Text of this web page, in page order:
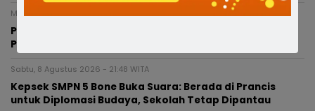
Minggu, 9 Agustus 2026 - 01:01 WITA
Polisi Bone Ungkap Peredaran Sabu, Dua Terduga
Pelaku Diamankan di Awangpone
Sabtu, 8 Agustus 2026 - 21:48 WITA
Kepsek SMPN 5 Bone Buka Suara: Berada di Prancis
untuk Diplomasi Budaya, Sekolah Tetap Dipantau